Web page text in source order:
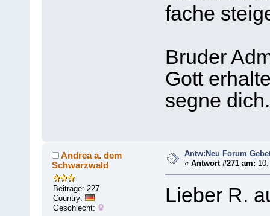
fache
Bruder
Gott
segne dich.
Andrea a. dem
Schwarzwald
Beiträge: 227
Country:
Geschlecht:
Antw:Neu Forum
«Antwort #271 am:
Lieber R.